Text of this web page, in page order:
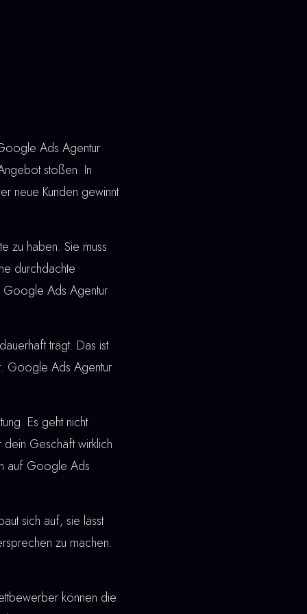
Ads Agentur
stoßen. In
neue Kunden gewinnt
zu haben. Sie muss
durchdachte
Google Ads Agentur
trägt. Das ist
Google Ads Agentur
Es geht nicht
Geschäft wirklich
auf Google Ads
sich auf, sie lässt
zu machen.
können die